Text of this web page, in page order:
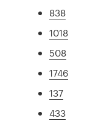
838
1018
508
1746
137
433